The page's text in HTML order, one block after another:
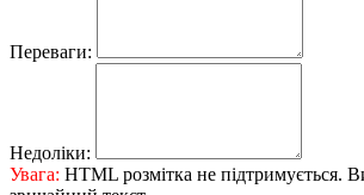
Переваги:
Недоліки:
Увага: HTML розмітка не підтримується.